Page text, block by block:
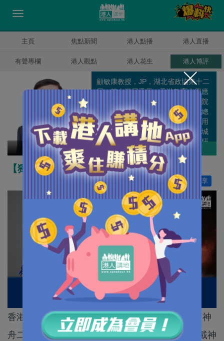
主頁 焦點新聞 港人點播 港人直播
有聲專欄 港人觀點 港人花生 港人博評
顧敏康
顧敏康教授，JP，湖北省政協第十二
屆、第十三屆委員，香港教育大學應
用政策研究及教育未來學院聯席副院
長、國家安全與法律教育研究中心總
監；原湘潭大學法學學部部長、信用
風險管理學院院長、博導；原香港城
市大學法律學院副院長、全國港澳研
究會理事。作者其他博評
【獨家文章】黎家盈是香港精神的時代縮影
分享
10
香港5月24日晚上應該有許多官員和市民在觀看「神
舟二十三號載人飛船」升空吧？！23時08分，搭載神